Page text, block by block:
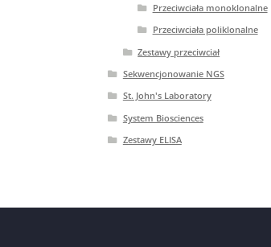
Przeciwciała monoklonalne
Przeciwciała poliklonalne
Zestawy przeciwciał
Sekwencjonowanie NGS
St. John's Laboratory
System Biosciences
Zestawy ELISA